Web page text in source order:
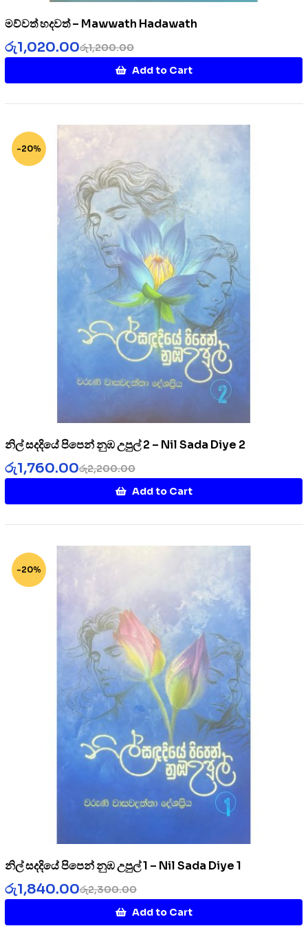
මව්වත් හදවත් – Mawwath Hadawath
රු1,200.00
රු1,020.00
Add to Cart
-20%
නිල් සදදියේ පිපෙන් නුඹ උපුල් 2 – Nil Sada Diye 2
රු2,200.00
රු1,760.00
Add to Cart
-20%
නිල් සදදියේ පිපෙන් නුඹ උපුල් 1 – Nil Sada Diye 1
රු2,300.00
රු1,840.00
Add to Cart